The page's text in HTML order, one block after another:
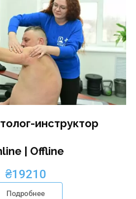
инструктор
| Offline
₴19210
Подробнее